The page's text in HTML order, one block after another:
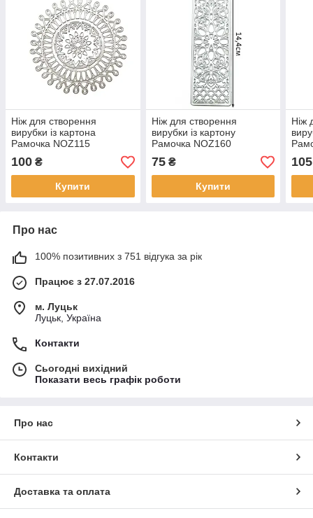
Ніж для створення
вирубки із картона
Рамочка NOZ115
100 ₴
Купити
Ніж для створення
вирубки із картону
Рамочка NOZ160
75₴
Купити
Ніж
105
Про нас
100% позитивних з 751 відгука за рік
Працює з 27.07.2016
м. Луцьк
Луцьк, Україна
Контакти
Сьогодні вихідний
Показати весь графік роботи
Про нас
Контакти
Доставка та оплата